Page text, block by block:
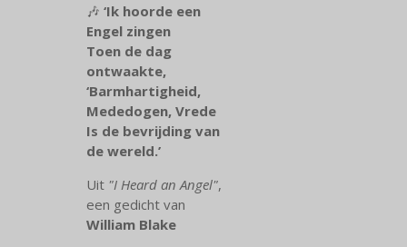
🎶 ‘Ik hoorde een
Engel zingen
Toen de dag
ontwaakte,
‘Barmhartigheid,
Mededogen, Vrede
Is de bevrijding van
de wereld.’
Uit "I Heard an Angel",
een gedicht van
William Blake